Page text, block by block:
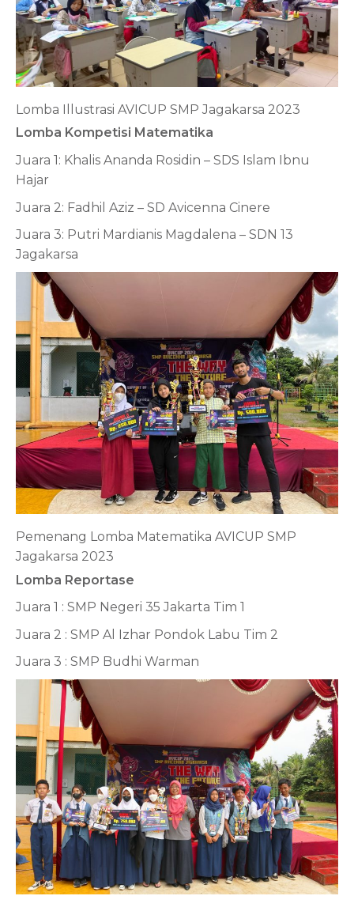
Lomba Illustrasi AVICUP SMP Jagakarsa 2023
Lomba Kompetisi Matematika
Juara 1: Khalis Ananda Rosidin – SDS Islam Ibnu
Hajar
Juara 2: Fadhil Aziz – SD Avicenna Cinere
Juara 3: Putri Mardianis Magdalena – SDN 13
Jagakarsa
Pemenang Lomba Matematika AVICUP SMP
Jagakarsa 2023
Lomba Reportase
Juara 1 : SMP Negeri 35 Jakarta Tim 1
Juara 2 : SMP Al Izhar Pondok Labu Tim 2
Juara 3 : SMP Budhi Warman